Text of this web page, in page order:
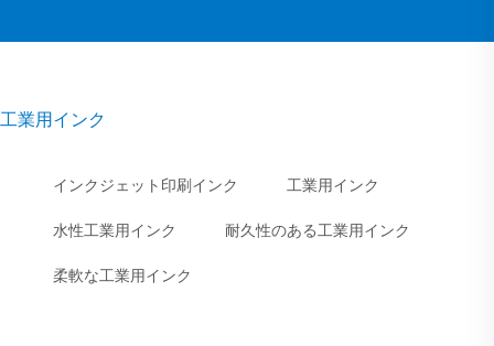
工業用インク
インクジェット印刷インク 工業用インク
水性工業用インク 耐久性のある工業用インク
柔軟な工業用インク